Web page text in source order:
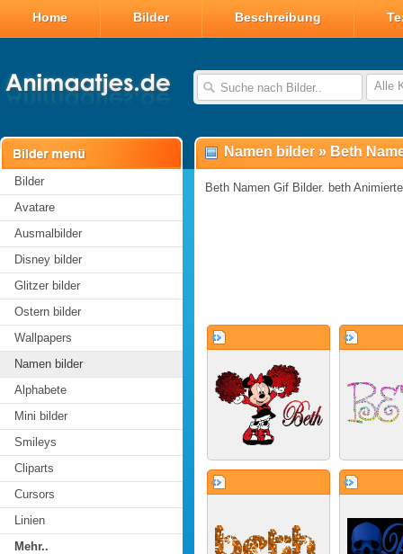
Home Bilder Beschreibung
Alle
Bilder
Avatare
Ausmalbilder
Disney bilder
Glitzer bilder
Ostern bilder
Wallpapers
Namen bilder
Alphabete
Mini bilder
Smileys
Cliparts
Cursors
Linien
Mehr..
Namen bilder » Beth
Beth Namen Gif Bilder. beth